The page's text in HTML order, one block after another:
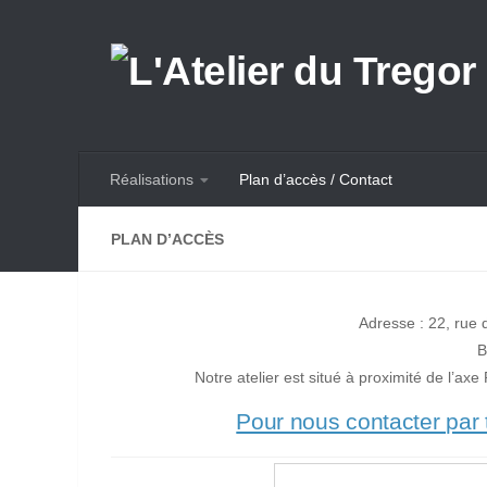
Réalisations Plan d’accès / Contact
PLAN D’ACCÈS
Adresse : 22, rue
Notre atelier est situé à proximité de
Pour nous contacter